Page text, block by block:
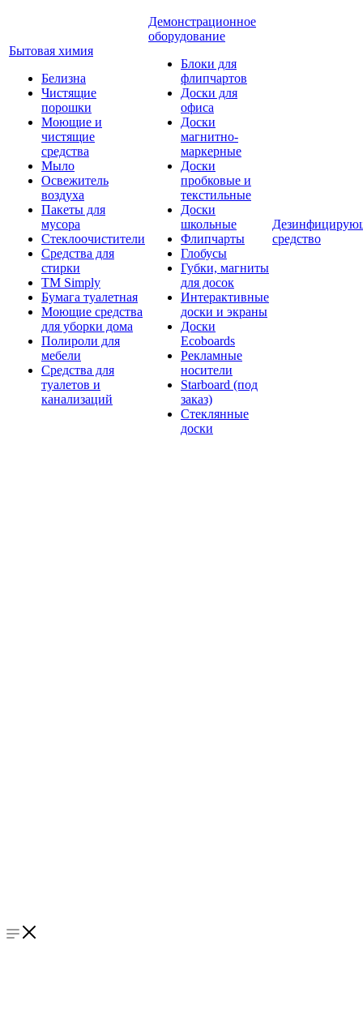
Бытовая химия
Белизна
Чистящие
порошки
Моющие и
чистящие
средства
Мыло
Освежитель
воздуха
Пакеты для
мусора
Стеклоочистители
Средства для
стирки
TM Simply
Бумага туалетная
Моющие средства
для уборки дома
Полироли для
мебели
Средства для
туалетов и
канализаций
Демонстрационное
оборудование
Блоки для
флипчартов
Доски для
офиса
Доски
магнитно-
маркерные
Доски
пробковые и
текстильные
Доски
школьные
Флипчарты
Глобусы
Губки, магниты
для досок
Интерактивные
доски и экраны
Доски
Ecoboards
Рекламные
носители
Starboard (под
заказ)
Стеклянные
доски
средство